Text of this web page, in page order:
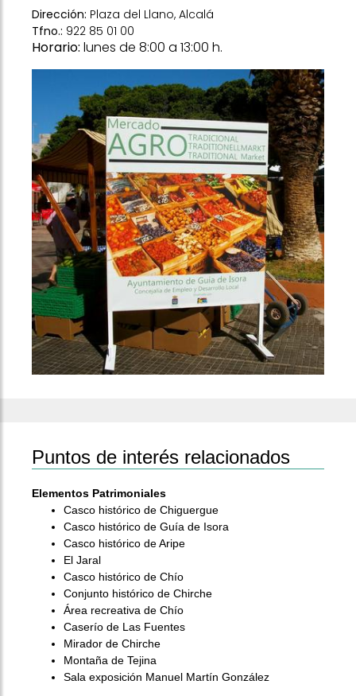
Dirección: Plaza del Llano, Alcalá
Tfno.: 922 85 01 00
Horario: lunes de 8:00 a 13:00 h.
Puntos de interés relacionados
Elementos Patrimoniales
Casco histórico de Chiguergue
Casco histórico de Guía de Isora
Casco histórico de Aripe
El Jaral
Casco histórico de Chío
Conjunto histórico de Chirche
Área recreativa de Chío
Caserío de Las Fuentes
Mirador de Chirche
Montaña de Tejina
Sala exposición Manuel Martín González